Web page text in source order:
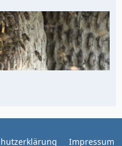
Impressum